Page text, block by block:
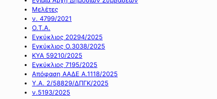
Μελέτες
ν. 4799/2021
Ο.Τ.Α.
Εγκύκλιος 20294/2025
Εγκύκλιος Ο.3038/2025
ΚΥΑ 59210/2025
Εγκύκλιος 7195/2025
Απόφαση ΑΑΔΕ Α.1118/2025
Υ.Α. 2/58829/ΔΠΓΚ/2025
ν.5193/2025